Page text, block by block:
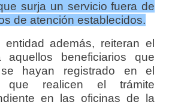
surja un servicio fuera de
de atención establecidos.
además, reiteran el
aquellos beneficiarios que
hayan registrado en el
que realicen el trámite
en las oficinas de la